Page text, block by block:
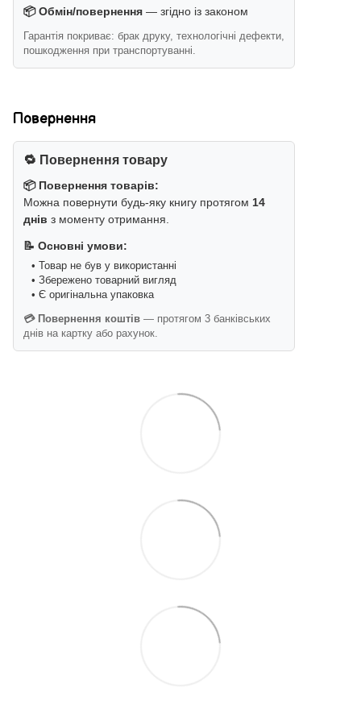
📦 Обмін/повернення — згідно із законом
Гарантія покриває: брак друку, технологічні дефекти,
пошкодження при транспортуванні.
Повернення
🔁 Повернення товару
📦 Повернення товарів:
Можна повернути будь-яку книгу протягом 14
днів з моменту отримання.
📝 Основні умови:
• Товар не був у використанні
• Збережено товарний вигляд
• Є оригінальна упаковка
💳 Повернення коштів — протягом 3 банківських
днів на картку або рахунок.